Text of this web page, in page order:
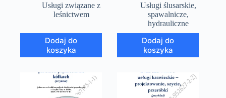
Usługi związane z
leśnictwem
Dodaj do
koszyka
Usługi ślusarskie,
spawalnicze,
hydrauliczne
Dodaj do
koszyka